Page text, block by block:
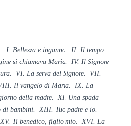
I. Bellezza e inganno. II. Il tempo
si chiamava Maria. IV. Il Signore
VI. La serva del Signore. VII.
Il vangelo di Maria. IX. La
della madre. XI. Una spada
bambini. XIII. Tuo padre e io.
Ti benedico, figlio mio. XVI. La